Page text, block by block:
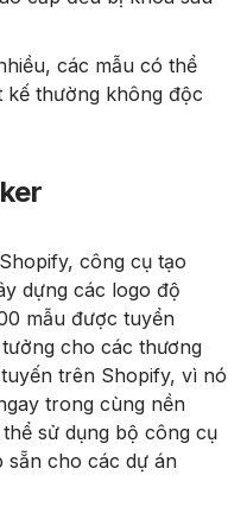
các mẫu có thể
thường không độc
công cụ tạo
dựng các logo độ
mẫu được tuyển
cho các thương
trên Shopify, vì nó
trong cùng nền
sử dụng bộ công cụ
sẵn cho các dự án